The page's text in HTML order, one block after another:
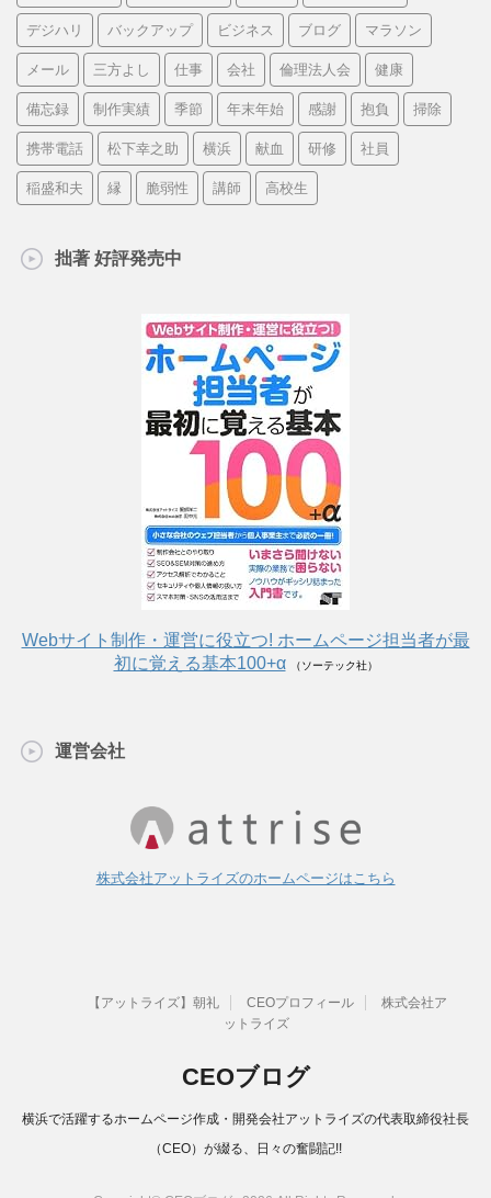
デジハリ バックアップ ビジネス ブログ マラソン
メール 三方よし 仕事 会社 倫理法人会 健康
備忘録 制作実績 季節 年末年始 感謝 抱負 掃除
携帯電話 松下幸之助 横浜 献血 研修 社員
稲盛和夫 縁 脆弱性 講師 高校生
拙著 好評発売中
Webサイト制作・運営に役立つ! ホームページ担当者が最
初に覚える基本100+α
（ソーテック社）
運営会社
株式会社アットライズのホームページはこちら
【アットライズ】朝礼 CEOプロフィール
株式会社ア
ットライズ
CEOブログ
横浜で活躍するホームページ作成・開発会社アットライズの代表取締役社長
（CEO）が綴る、日々の奮闘記!!